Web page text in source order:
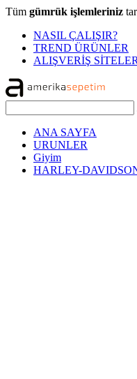
Tüm gümrük işlemleriniz
NASIL ÇALIŞIR?
TREND ÜRÜNLER
ALIŞVERİŞ
ANA SAYFA
URUNLER
Giyim
HARLEY-